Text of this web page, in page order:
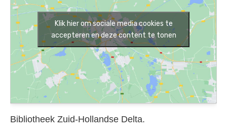
Klik hier om sociale media cookies te
accepteren en deze content te tonen
Bibliotheek Zuid-Hollandse Delta.